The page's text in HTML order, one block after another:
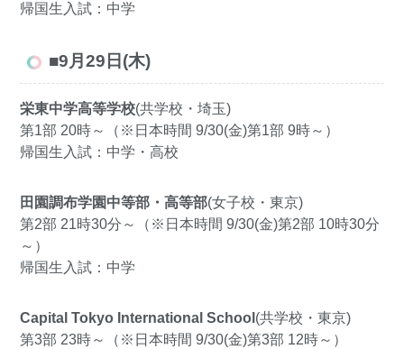
帰国生入試：中学
■9月29日(木)
栄東中学高等学校(共学校・埼玉)
第1部 20時～（※日本時間 9/30(金)第1部 9時～）
帰国生入試：中学・高校
田園調布学園中等部・高等部(女子校・東京)
第2部 21時30分～（※日本時間 9/30(金)第2部 10時30分
～）
帰国生入試：中学
Capital Tokyo International School (共学校・東京)
第3部 23時～（※日本時間 9/30(金)第3部 12時～）